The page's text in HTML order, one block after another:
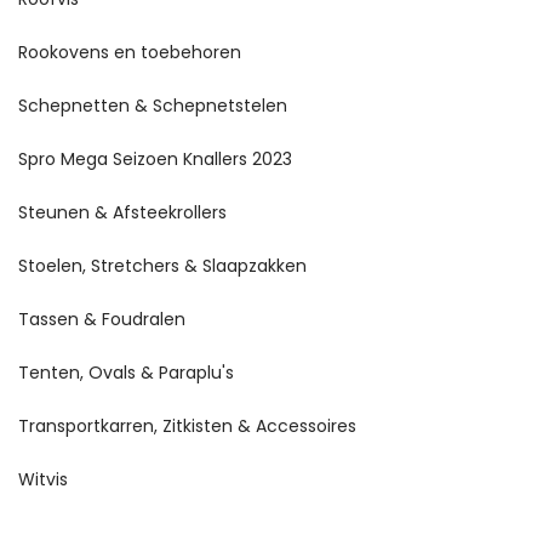
Rookovens en toebehoren
Schepnetten & Schepnetstelen
Spro Mega Seizoen Knallers 2023
Steunen & Afsteekrollers
Stoelen, Stretchers & Slaapzakken
Tassen & Foudralen
Tenten, Ovals & Paraplu's
Transportkarren, Zitkisten & Accessoires
Witvis